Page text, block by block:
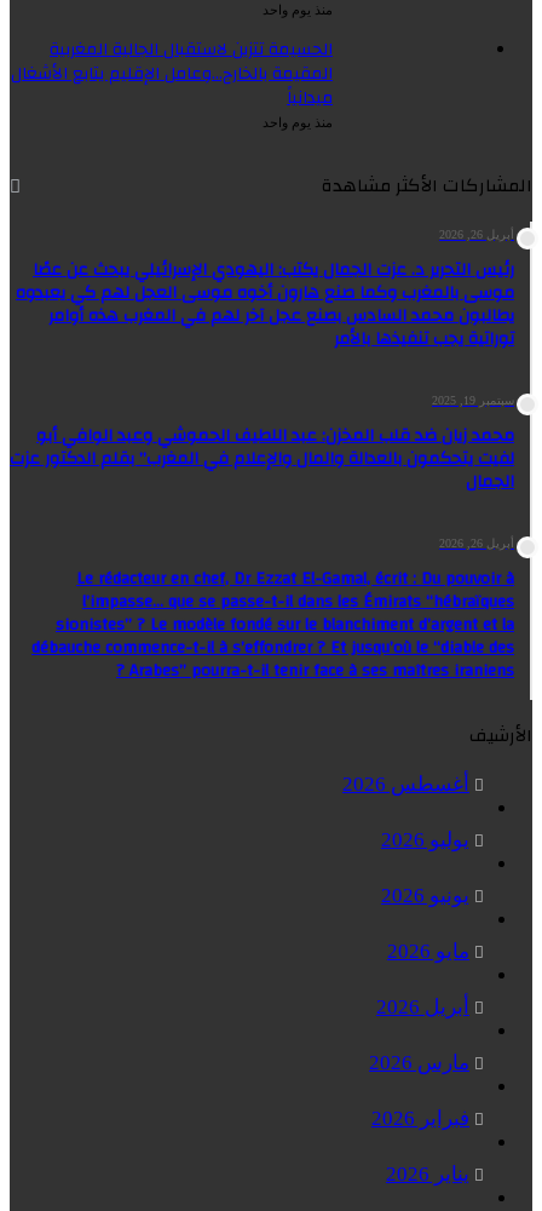
منذ يوم واحد
الحسيمة تتزين لاستقبال الجالية المغربية
المقيمة بالخارج…وعامل الإقليم يتابع الأشغال
ميدانياً
منذ يوم واحد
المشاركات الأكثر مشاهدة
أبريل 26, 2026
رئيس التحرير د. عزت الجمال يكتب: اليهودي الإسرائيلي يبحث عن عصًا
موسى بالمغرب وكما صنع هارون أخوه موسى العجل لهم كي يعبدوه
يطالبون محمد السادس بصنع عجل آخر لهم في المغرب هذه أوامر
توراتية يجب تنفيذها بالأمر
سبتمبر 19, 2025
محمد زيان ضد قلب المخزن: عبد اللطيف الحموشي وعبد الوافي أبو
لفيت يتحكمون بالعدالة والمال والإعلام في المغرب” بقلم الدكتور عزت
الجمال
أبريل 26, 2026
Le rédacteur en chef, Dr Ezzat El-Gamal, écrit : Du pouvoir à
l’impasse… que se passe-t-il dans les Émirats “hébraïques
sionistes” ? Le modèle fondé sur le blanchiment d’argent et la
débauche commence-t-il à s’effondrer ? Et jusqu’où le “diable des
Arabes” pourra-t-il tenir face à ses maîtres iraniens ?
الأرشيف
أغسطس 2026
يوليو 2026
يونيو 2026
مايو 2026
أبريل 2026
مارس 2026
فبراير 2026
يناير 2026